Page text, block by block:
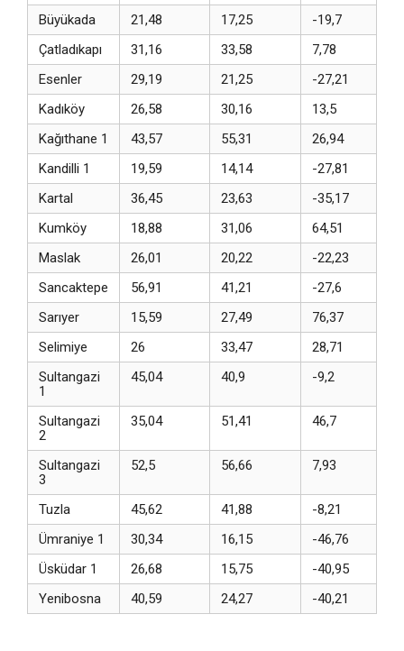
Büyükada
21,48 17,25
-19,7
Çatladıkapı
31,16 33,58
7,78
Esenler
29,19 21,25
-27,21
Kadıköy
26,58 30,16
13,5
Kağıthane 1
43,57 55,31
26,94
Kandilli 1
19,59 14,14
-27,81
Kartal
36,45 23,63
-35,17
Kumköy
18,88 31,06
64,51
Maslak
26,01 20,22
-22,23
Sancaktepe
56,91 41,21
-27,6
Sarıyer
15,59 27,49
76,37
Selimiye
26 33,47
28,71
Sultangazi
1
45,04 40,9 -9,2
Sultangazi
2
35,04 51,41 46,7
Sultangazi
3
52,5 56,66 7,93
Tuzla 45,62 41,88
-8,21
Ümraniye 1
30,34 16,15
-46,76
Üsküdar 1
26,68 15,75
-40,95
Yenibosna
40,59 24,27 -40,21